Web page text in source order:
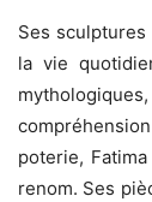
Ses
la vie
poterie,
renom. Ses